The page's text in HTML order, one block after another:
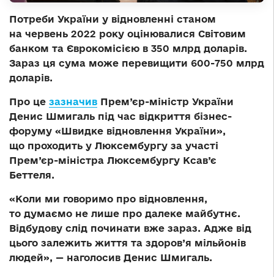
Потреби України у відновленні станом
на червень 2022 року оцінювалися Світовим
банком та Єврокомісією в 350 млрд доларів.
Зараз ця сума може перевищити 600-750 млрд
доларів.
Про це зазначив Прем’єр-міністр України
Денис Шмигаль під час відкриття бізнес-
форуму «Швидке відновлення України»,
що проходить у Люксембургу за участі
Прем’єр-міністра Люксембургу Ксав’є
Беттеля.
«Коли ми говоримо про відновлення,
то думаємо не лише про далеке майбутнє.
Відбудову слід починати вже зараз. Адже від
цього залежить життя та здоров’я мільйонів
людей», — наголосив Денис Шмигаль.